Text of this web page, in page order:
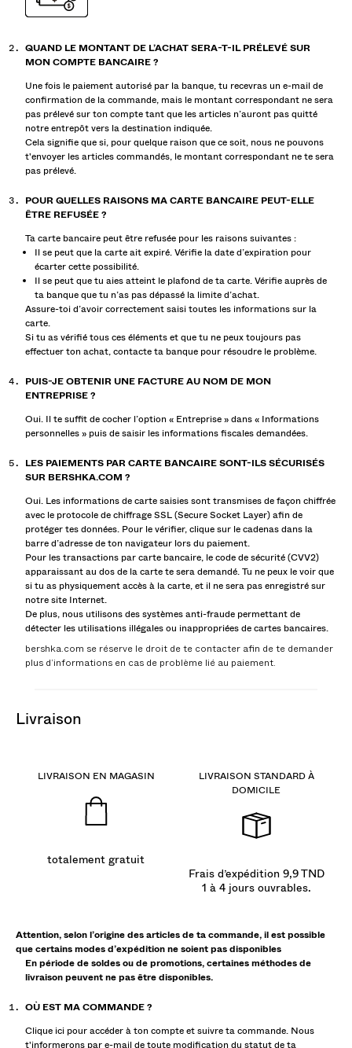
QUAND LE MONTANT DE L’ACHAT SERA-T-IL PRÉLEVÉ SUR
MON COMPTE BANCAIRE ?
Une fois le paiement autorisé par la banque, tu recevras un e-mail de
confirmation de la commande, mais le montant correspondant ne sera
pas prélevé sur ton compte tant que les articles n’auront pas quitté
notre entrepôt vers la destination indiquée.
Cela signifie que si, pour quelque raison que ce soit, nous ne pouvons
t'envoyer les articles commandés, le montant correspondant ne te sera
pas prélevé.
POUR QUELLES RAISONS MA CARTE BANCAIRE PEUT-ELLE
ÊTRE REFUSÉE ?
Ta carte bancaire peut être refusée pour les raisons suivantes :
Il se peut que la carte ait expiré. Vérifie la date d’expiration pour
écarter cette possibilité.
Il se peut que tu aies atteint le plafond de ta carte. Vérifie auprès de
ta banque que tu n’as pas dépassé la limite d’achat.
Assure-toi d’avoir correctement saisi toutes les informations sur la
carte.
Si tu as vérifié tous ces éléments et que tu ne peux toujours pas
effectuer ton achat, contacte ta banque pour résoudre le problème.
PUIS-JE OBTENIR UNE FACTURE AU NOM DE MON
ENTREPRISE ?
Oui. Il te suffit de cocher l’option « Entreprise » dans « Informations
personnelles » puis de saisir les informations fiscales demandées.
LES PAIEMENTS PAR CARTE BANCAIRE SONT-ILS SÉCURISÉS
SUR BERSHKA.COM ?
Oui. Les informations de carte saisies sont transmises de façon chiffrée
avec le protocole de chiffrage SSL (Secure Socket Layer) afin de
protéger tes données. Pour le vérifier, clique sur le cadenas dans la
barre d’adresse de ton navigateur lors du paiement.
Pour les transactions par carte bancaire, le code de sécurité (CVV2)
apparaissant au dos de la carte te sera demandé. Tu ne peux le voir que
si tu as physiquement accès à la carte, et il ne sera pas enregistré sur
notre site Internet.
De plus, nous utilisons des systèmes anti-fraude permettant de
détecter les utilisations illégales ou inappropriées de cartes bancaires.
bershka.com se réserve le droit de te contacter afin de te demander
plus d’informations en cas de problème lié au paiement.
livraison
LIVRAISON EN MAGASIN
totalement gratuit
LIVRAISON STANDARD À
DOMICILE
Frais d’expédition 9,9 TND
1 à 4 jours ouvrables.
Attention, selon l’origine des articles de ta commande, il est possible
que certains modes d’expédition ne soient pas disponibles
En période de soldes ou de promotions, certaines méthodes de
livraison peuvent ne pas être disponibles.
OÙ EST MA COMMANDE ?
Clique ici pour accéder à ton compte et suivre ta commande. Nous
t'informerons par e-mail de toute modification du statut de ta